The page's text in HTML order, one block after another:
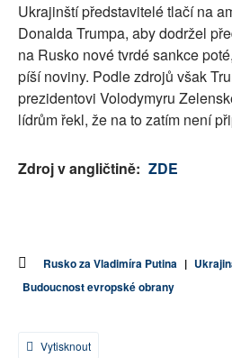
Ukrajinští představitelé tlačí na
Donalda Trumpa, aby dodržel
na Rusko nové tvrdé sankce
píší noviny. Podle zdrojů však
prezidentovi Volodymyru
lídrům řekl, že na to zatím není
Zdroj v angličtině: ZDE
Rusko za Vladimíra Putina |
Budoucnost evropské obrany
Vytisknout